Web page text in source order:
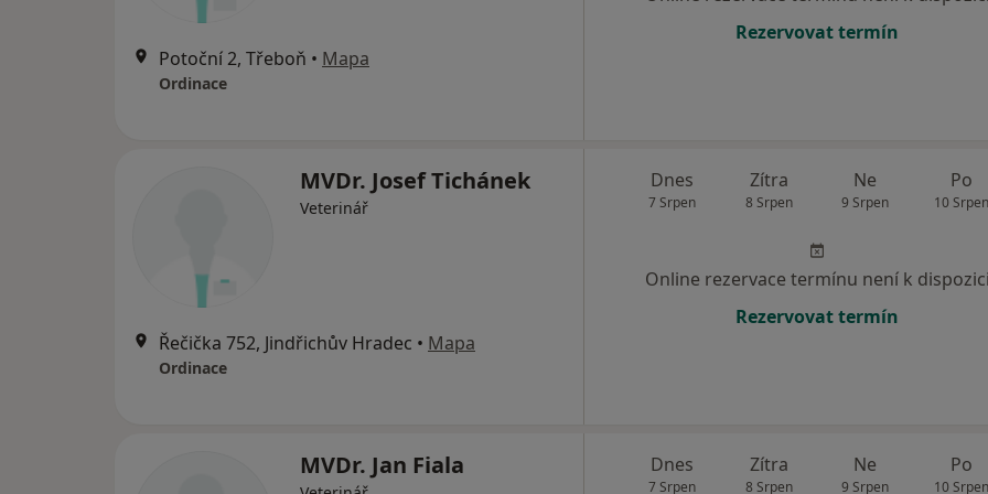
Potoční 2, Třeboň • Mapa
Ordinace
Rezervovat termín
MVDr. Josef Tichánek
Veterinář
Řečička 752, Jindřichův Hradec • Mapa
Ordinace
Dnes
7 Srpen
Zítra
8 Srpen
Ne
9 Srpen
Po
10 Srpen
Online rezervace termínu není k dispozici
Rezervovat termín
MVDr. Jan Fiala Dnes
7 Srpen
Zítra
8 Srpen
Ne
9 Srpen
Po
10 Srpen